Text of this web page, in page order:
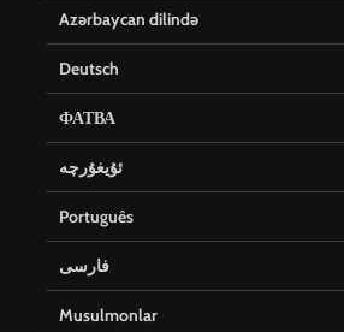
Azərbaycan dilində
Deutsch
ФАТВА
ئۇيغۇرچە
Português
فارسی
Musulmonlar